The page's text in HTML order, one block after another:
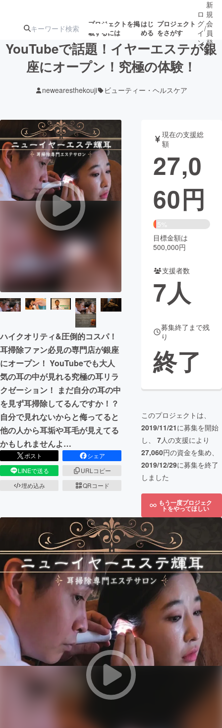
プロジェクトを掲
載するには
はじ
める
プロジェクト
をさがす
ターン
ジェクト
ロジェクト
されます
アート・写真 音楽
テクノロジー・ガジェット ゲーム・
映像・映画 書籍・雑誌
ビジネス・起業 チャレンジ
まちづくり・地域活性化
CAMPFIRE for Social Good
CAMPFIRE Creation
コミュニティ
ロ
グ
イ
ン
/
新
規
会
員
登
録
YouTubeで話題！イヤーエステが銀
座にオープン！究極の体験！
newearesthekouji ビューティー・ヘルスケア
ハイクオリティ&圧倒的コスパ！
耳掃除ファン必見の専門店が銀座
にオープン！ YouTubeでも大人
気の耳の中が見れる究極の耳リラ
クゼーション！ まだ自分の耳の中
を見ず耳掃除してるんですか！？
自分で見れないからと侮ってると
他の人から耳垢や耳毛が見えてる
かもしれませんよ…
ポスト
シェア
LINEで送る
URLコピー
埋め込み
QRコード
現在の支援総
額
27,0
60円
5%
目標金額は
500,000円
支援者数
7人
募集終了まで残
り
終了
このプロジェクトは、
2019/11/21に募集を開始
し、 7人の支援により
27,060円の資金を集め、
2019/12/29に募集を終了
しました
もう一度プロジェク
トをやってほしい